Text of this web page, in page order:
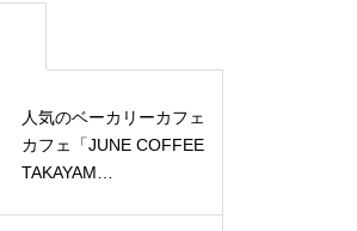
人気のベーカリーカフェ
カフェ「JUNE COFFEE
TAKAYAM…